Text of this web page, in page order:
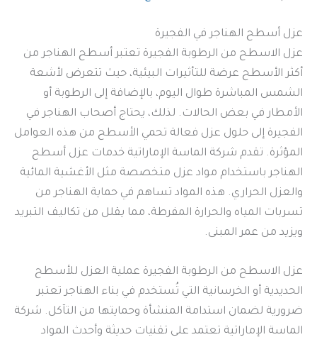
عزل أسطح الهناجر في الفجيرة
عزل الاسطح من الرطوبة الفجيرة تعتبر أسطح الهناجر من
أكثر الأسطح عرضة للتأثيرات البيئية، حيث تتعرض لأشعة
الشمس المباشرة طوال اليوم، بالإضافة إلى الرطوبة أو
الأمطار في بعض الحالات. لذلك، يحتاج أصحاب الهناجر في
الفجيرة إلى حلول عزل فعالة تحمي الأسطح من هذه العوامل
المؤثرة. تقدم شركة الماسة الإماراتية خدمات عزل أسطح
الهناجر باستخدام مواد عزل متخصصة مثل الأغشية المائية
والعزل الحراري. هذه المواد تساهم في حماية الهناجر من
تسربات المياه والحرارة المفرطة، مما يقلل من تكاليف التبريد
ويزيد من عمر المبنى.
عزل الاسطح من الرطوبة الفجيرة عملية العزل للأسطح
الحديدية أو الخرسانية التي تُستخدم في بناء الهناجر تعتبر
ضرورية لضمان استدامة المنشأة وحمايتها من التآكل. شركة
الماسة الإماراتية تعتمد على تقنيات حديثة وأحدث المواد